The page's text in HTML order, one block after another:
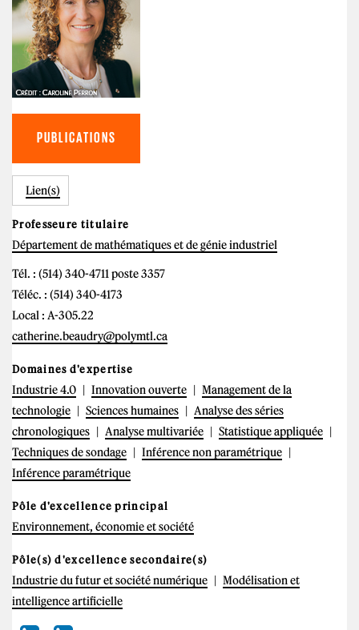
PUBLICATIONS
Lien(s)
Professeure titulaire
Département de mathématiques et de génie industriel
Tél. : (514) 340-4711 poste 3357
Téléc. : (514) 340-4173
Local : A-305.22
catherine.beaudry@polymtl.ca
Domaines d'expertise
Industrie 4.0 Innovation ouverte
Management de la
technologie
Sciences humaines
Analyse des séries
chronologiques
Analyse multivariée
Statistique appliquée
Techniques de sondage
Inférence non paramétrique
Inférence paramétrique
Pôle d'excellence principal
Environnement, économie et société
Pôle(s) d'excellence secondaire(s)
Industrie du futur et société numérique
Modélisation et
intelligence artificielle